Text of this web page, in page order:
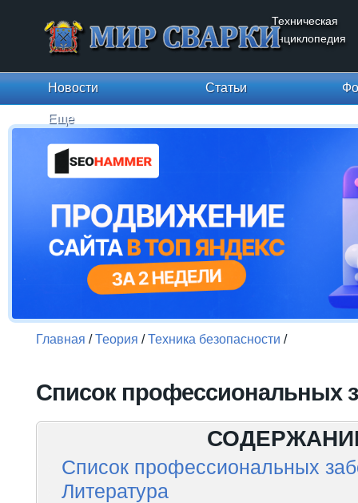
Техническая
энциклопедия
Новости Статьи
Еще
Главная /Теория /Техника безопасности /
Список профессиональных
Список профессиональных
Литература